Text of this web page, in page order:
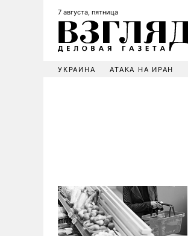
7 августа, пятница
УКРАИНА АТАКА НА ИРАН